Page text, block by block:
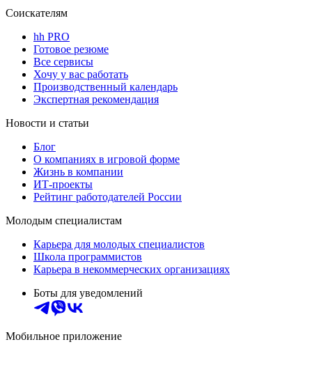
Соискателям
hh PRO
Готовое резюме
Все сервисы
Хочу у вас работать
Производственный календарь
Экспертная рекомендация
Новости и статьи
Блог
О компаниях в игровой форме
Жизнь в компании
ИТ-проекты
Рейтинг работодателей России
Молодым специалистам
Карьера для молодых специалистов
Школа программистов
Карьера в некоммерческих организациях
Боты для уведомлений
Мобильное приложение